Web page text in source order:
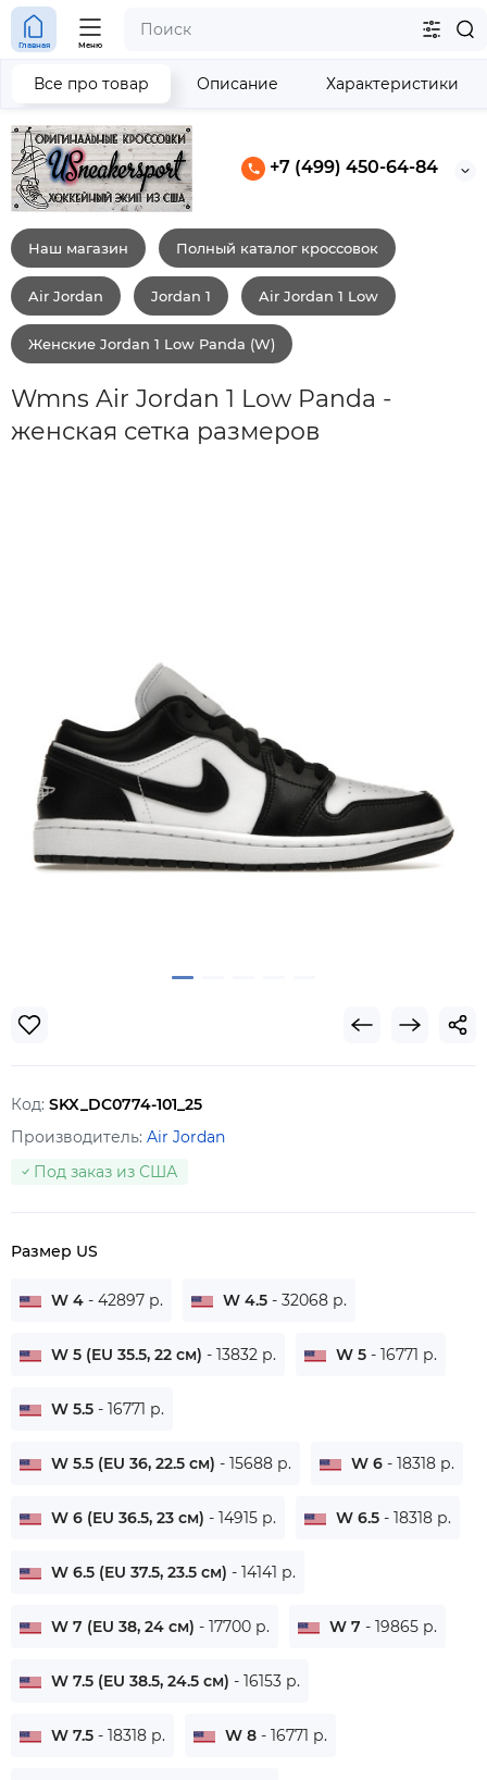
+7 (499) 450-64-84
Главная Меню
Наш магазин Полный каталог кроссовок
Air Jordan Jordan 1 Air Jordan 1 Low
Женские Jordan 1 Low Panda (W)
Wmns Air Jordan 1 Low Panda -
женская сетка размеров
Все про товар Описание Характеристики
Код: SKX_DC0774-101_25
Производитель: Air Jordan
Под заказ из США
Размер US
W 4 - 42897 р. W 4.5 - 32068 р.
W 5 (EU 35.5, 22 см) - 13832 р. W 5 - 16771 р.
W 5.5 - 16771 р.
W 5.5 (EU 36, 22.5 см) - 15688 р. W 6 - 18318 р.
W 6 (EU 36.5, 23 см) - 14915 р. W 6.5 - 18318 р.
W 6.5 (EU 37.5, 23.5 см) - 14141 р.
W 7 (EU 38, 24 см) - 17700 р. W 7 - 19865 р.
W 7.5 (EU 38.5, 24.5 см) - 16153 р.
W 7.5 - 18318 р. W 8 - 16771 р.